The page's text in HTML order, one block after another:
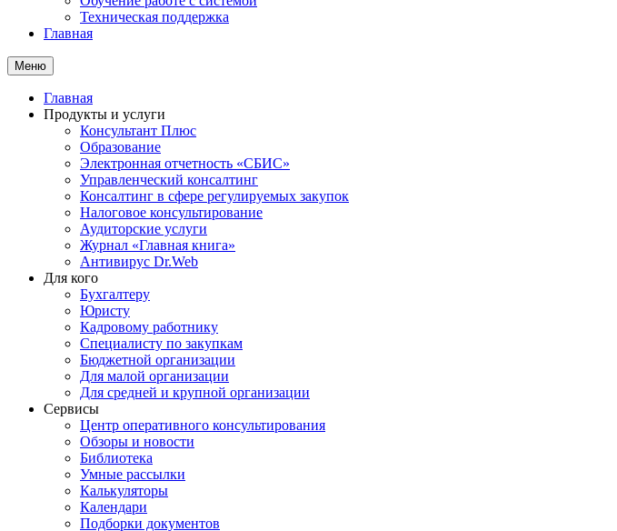
Техническая поддержка
Главная
Меню
Главная
Продукты и услуги
Консультант Плюс
Образование
Электронная отчетность «СБИС»
Управленческий консалтинг
Консалтинг в сфере регулируемых закупок
Налоговое консультирование
Аудиторские услуги
Журнал «Главная книга»
Антивирус Dr.Web
Для кого
Бухгалтеру
Юристу
Кадровому работнику
Специалисту по закупкам
Бюджетной организации
Для малой организации
Для средней и крупной организации
Сервисы
Центр оперативного консультирования
Обзоры и новости
Библиотека
Умные рассылки
Калькуляторы
Календари
Подборки документов